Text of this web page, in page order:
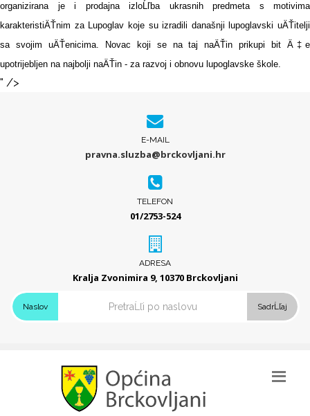
organizirana je i prodajna izloĹľba ukrasnih predmeta s motivima
karakteristiÄŤnim za Lupoglav koje su izradili današnji lupoglavski uÄŤitelji
sa svojim uÄŤenicima. Novac koji se na taj naÄŤin prikupi bit Ä‡e
upotrijebljen na najbolji naÄŤin - za razvoj i obnovu lupoglavske škole.
" />
E-MAIL
pravna.sluzba@brckovljani.hr
TELEFON
01/2753-524
ADRESA
Kralja Zvonimira 9, 10370 Brckovljani
Naslov SadrĹľaj